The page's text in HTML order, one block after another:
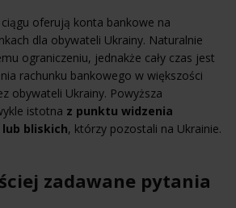
oferują konta bankowe na
dla obywateli Ukrainy. Naturalnie
ograniczeniu, jednakże cały czas jest
rachunku bankowego w większości
obywateli Ukrainy. Powyższa
istotna z punktu widzenia
bliskich, którzy pozostali na Ukrainie.
zadawane pytania